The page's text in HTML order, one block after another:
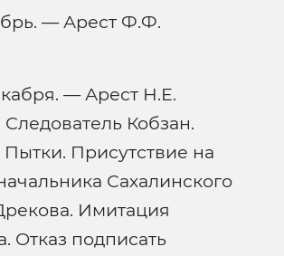
— Арест Ф.Ф.
— Арест Н.Е.
Следователь Кобзан.
Присутствие на
Сахалинского
Имитация
Отказ подписать